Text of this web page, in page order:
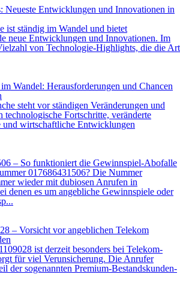
Neueste Entwicklungen und Innovationen in
ist ständig im Wandel und bietet
neue Entwicklungen und Innovationen. Im
von Technologie-Highlights, die die Art
Wandel: Herausforderungen und Chancen
steht vor ständigen Veränderungen und
technologische Fortschritte, veränderte
und wirtschaftliche Entwicklungen
– So funktioniert die Gewinnspiel-Abofalle
017686431506? Die Nummer
wieder mit dubiosen Anrufen in
denen es um angebliche Gewinnspiele oder
– Vorsicht vor angeblichen Telekom
ist derzeit besonders bei Telekom-
für viel Verunsicherung. Die Anrufer
der sogenannten Premium-Bestandskunden-